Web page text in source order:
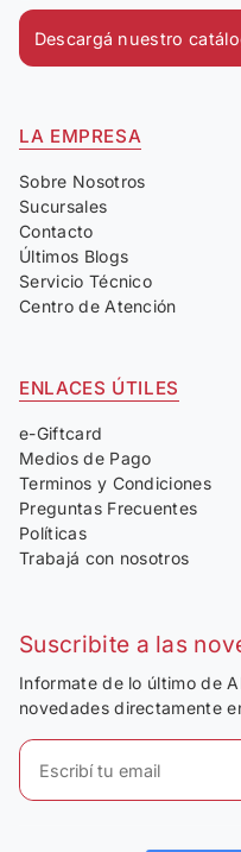
Descargá nuestro
LA EMPRESA
Sobre Nosotros
Sucursales
Contacto
Últimos Blogs
Servicio Técnico
Centro de Atención
ENLACES ÚTILES
e-Giftcard
Medios de Pago
Terminos y Condiciones
Preguntas Frecuentes
Políticas
Trabajá con nosotros
Suscribite a las
Informate de lo último de
novedades directamente